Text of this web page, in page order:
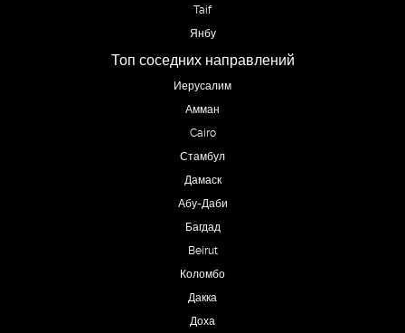
Taif
Янбу
Топ соседних направлений
Иерусалим
Амман
Cairo
Стамбул
Дамаск
Абу-Даби
Багдад
Beirut
Коломбо
Дакка
Доха